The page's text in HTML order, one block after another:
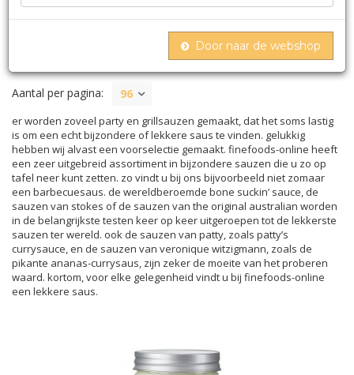
PARTY- & GRILLSAUZEN
Aantal per pagina: 96
er worden zoveel party en grillsauzen gemaakt, dat het soms lastig
is om een echt bijzondere of lekkere saus te vinden. gelukkig
hebben wij alvast een voorselectie gemaakt. finefoods-online heeft
een zeer uitgebreid assortiment in bijzondere sauzen die u zo op
tafel neer kunt zetten. zo vindt u bij ons bijvoorbeeld niet zomaar
een barbecuesaus. de wereldberoemde bone suckin’ sauce, de
sauzen van stokes of de sauzen van the original australian worden
in de belangrijkste testen keer op keer uitgeroepen tot de lekkerste
sauzen ter wereld. ook de sauzen van patty, zoals patty’s
currysauce, en de sauzen van veronique witzigmann, zoals de
pikante ananas-currysaus, zijn zeker de moeite van het proberen
waard. kortom, voor elke gelegenheid vindt u bij finefoods-online
een lekkere saus.
Door naar de webshop